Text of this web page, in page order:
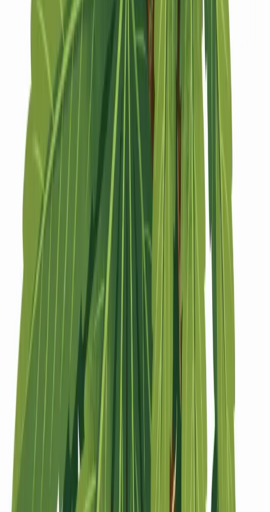
Strains Hybrid Strains
Standorte